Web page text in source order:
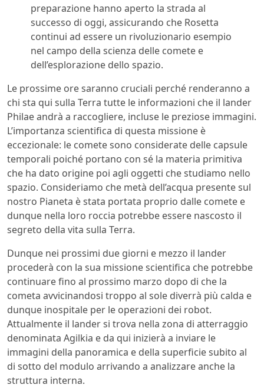
preparazione hanno aperto la strada al
successo di oggi, assicurando che Rosetta
continui ad essere un rivoluzionario esempio
nel campo della scienza delle comete e
dell’esplorazione dello spazio.
Le prossime ore saranno cruciali perché renderanno a
chi sta qui sulla Terra tutte le informazioni che il lander
Philae andrà a raccogliere, incluse le preziose immagini.
L’importanza scientifica di questa missione è
eccezionale: le comete sono considerate delle capsule
temporali poiché portano con sé la materia primitiva
che ha dato origine poi agli oggetti che studiamo nello
spazio. Consideriamo che metà dell’acqua presente sul
nostro Pianeta è stata portata proprio dalle comete e
dunque nella loro roccia potrebbe essere nascosto il
segreto della vita sulla Terra.
Dunque nei prossimi due giorni e mezzo il lander
procederà con la sua missione scientifica che potrebbe
continuare fino al prossimo marzo dopo di che la
cometa avvicinandosi troppo al sole diverrà più calda e
dunque inospitale per le operazioni dei robot.
Attualmente il lander si trova nella zona di atterraggio
denominata Agilkia e da qui inizierà a inviare le
immagini della panoramica e della superficie subito al
di sotto del modulo arrivando a analizzare anche la
struttura interna.